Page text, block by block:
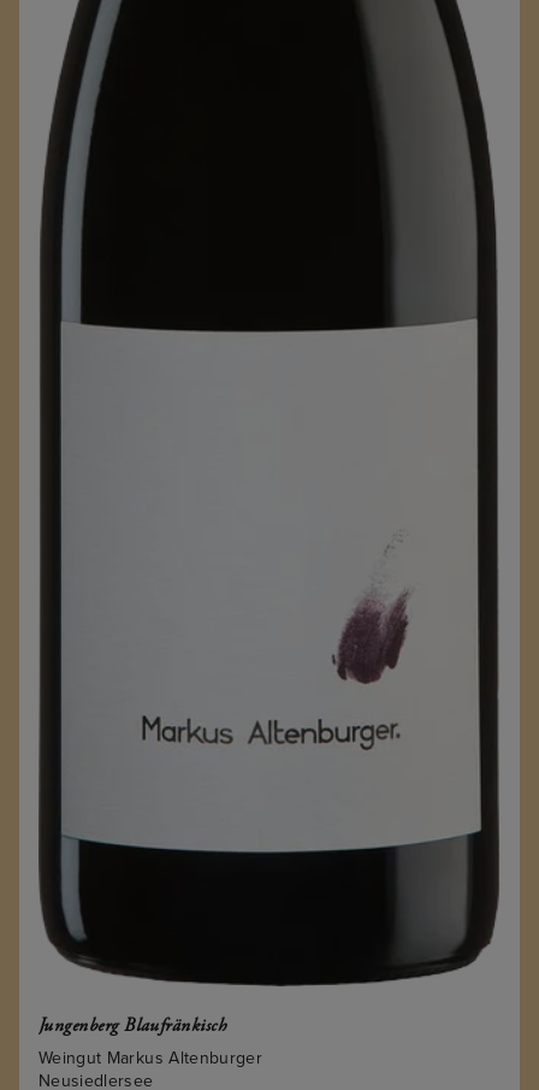
Jungenberg Blaufränkisch
Weingut Markus Altenburger
Neusiedlersee